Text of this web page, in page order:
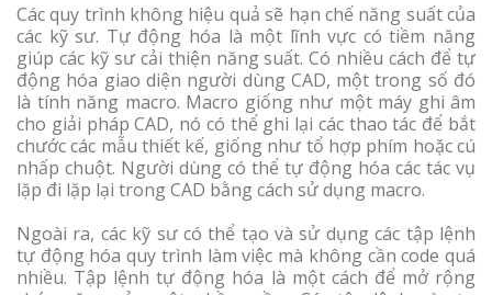
Các quy trình không hiệu quả sẽ hạn chế năng suất của
các kỹ sư. Tự động hóa là một lĩnh vực có tiềm năng
giúp các kỹ sư cải thiện năng suất. Có nhiều cách để tự
động hóa giao diện người dùng CAD, một trong số đó
là tính năng macro. Macro giống như một máy ghi âm
cho giải pháp CAD, nó có thể ghi lại các thao tác để bắt
chước các mẫu thiết kế, giống như tổ hợp phím hoặc cú
nhấp chuột. Người dùng có thể tự động hóa các tác vụ
lặp đi lặp lại trong CAD bằng cách sử dụng macro.
Ngoài ra, các kỹ sư có thể tạo và sử dụng các tập lệnh
tự động hóa quy trình làm việc mà không cần code quá
nhiều. Tập lệnh tự động hóa là một cách để mở rộng